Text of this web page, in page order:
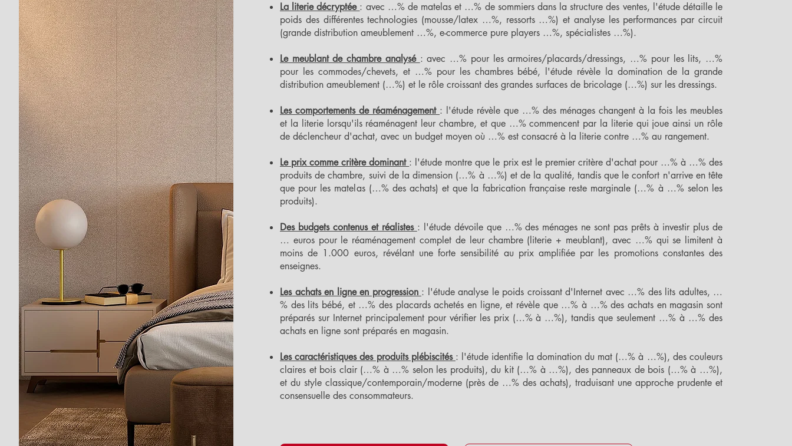
La literie décryptée : avec …% de matelas et …% de sommiers dans la structure des ventes, l'étude détaille le
poids des différentes technologies (mousse/latex …%, ressorts …%) et analyse les performances par circuit
(grande distribution ameublement …%, e-commerce pure players …%, spécialistes …%).
Le meublant de chambre analysé : avec …% pour les armoires/placards/dressings, …% pour les lits, …%
pour les commodes/chevets, et …% pour les chambres bébé, l'étude révèle la domination de la grande
distribution ameublement (…%) et le rôle croissant des grandes surfaces de bricolage (…%) sur les dressings.
Les comportements de réaménagement : l'étude révèle que …% des ménages changent à la fois les meubles
et la literie lorsqu'ils réaménagent leur chambre, et que …% commencent par la literie qui joue ainsi un rôle
de déclencheur d'achat, avec un budget moyen où …% est consacré à la literie contre …% au rangement.
Le prix comme critère dominant : l'étude montre que le prix est le premier critère d'achat pour …% à …% des
produits de chambre, suivi de la dimension (…% à …%) et de la qualité, tandis que le confort n'arrive en tête
que pour les matelas (…% des achats) et que la fabrication française reste marginale (…% à …% selon les
produits).
Des budgets contenus et réalistes : l'étude dévoile que …% des ménages ne sont pas prêts à investir plus de
… euros pour le réaménagement complet de leur chambre (literie + meublant), avec …% qui se limitent à
moins de 1.000 euros, révélant une forte sensibilité au prix amplifiée par les promotions constantes des
enseignes.
Les achats en ligne en progression : l'étude analyse le poids croissant d'Internet avec …% des lits adultes, …
% des lits bébé, et …% des placards achetés en ligne, et révèle que …% à …% des achats en magasin sont
préparés sur Internet principalement pour vérifier les prix (…% à …%), tandis que seulement …% à …% des
achats en ligne sont préparés en magasin.
Les caractéristiques des produits plébiscités : l'étude identifie la domination du mat (…% à …%), des couleurs
claires et bois clair (…% à …% selon les produits), du kit (…% à …%), des panneaux de bois (…% à …%),
et du style classique/contemporain/moderne (près de …% des achats), traduisant une approche prudente et
consensuelle des consommateurs.